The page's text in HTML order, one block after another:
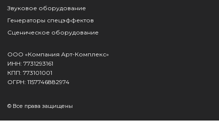
Звуковое оборудование
Генераторы спецэффектов
Сценическое оборудование
ООО «Компания Арт-Комплекс»
ИНН: 7731293161
КПП: 773101001
ОГРН: 1157746882974
© Все права защищены